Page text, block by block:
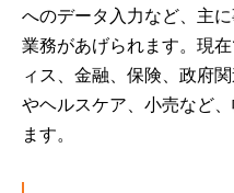
へのデータ入力など、主
業務があげられます。現
ィス、金融、保険、政府
やヘルスケア、小売など
ます。